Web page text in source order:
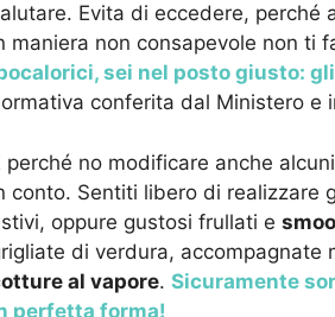
Evita di eccedere,
maniera non consapevole non ti
sei nel posto giusto:
conferita dal Ministero e
perché no modificare anche
conto. Sentiti libero di realizzare
oppure gustosi frullati e
di verdura, accompagnate
al vapore. Sicuramente
perfetta forma!